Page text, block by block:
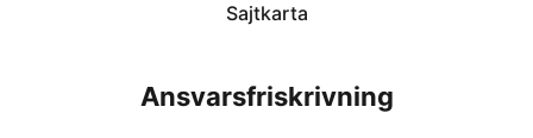
Sajtkarta
Ansvarsfriskrivning